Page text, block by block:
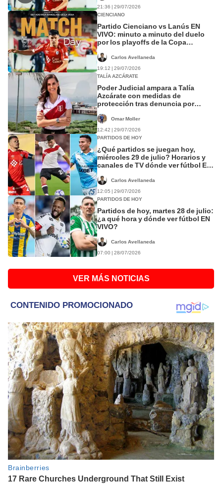
21:36 | 29/07/2026
CIENCIANO
Partido Cienciano vs Lanús EN
VIVO: minuto a minuto del duelo
por los playoffs de la Copa
Carlos Avellaneda
19:12 | 29/07/2026
TALÍA AZCÁRATE
Poder Judicial ampara a Talía
Azcárate con medidas de
protección tras denuncia por
Omar Moller
12:42 | 29/07/2026
PARTIDOS DE HOY
¿Qué partidos se juegan hoy,
miércoles 29 de julio? Horarios y
canales de TV dónde ver fútbol EN
Carlos Avellaneda
12:05 | 29/07/2026
PARTIDOS DE HOY
Partidos de hoy, martes 28 de julio:
¿a qué hora y dónde ver fútbol EN
VIVO?
Carlos Avellaneda
07:00 | 28/07/2026
VER MÁS NOTICIAS